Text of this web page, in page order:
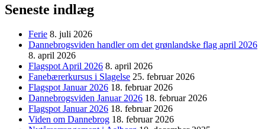
Seneste indlæg
Ferie 8. juli 2026
Dannebrogsviden handler om det grønlandske flag april 2026
8. april 2026
Flagspot April 2026 8. april 2026
Fanebærerkursus i Slagelse 25. februar 2026
Flagspot Januar 2026 18. februar 2026
Dannebrogsviden Januar 2026 18. februar 2026
Flagspot Januar 2026 18. februar 2026
Viden om Dannebrog 18. februar 2026